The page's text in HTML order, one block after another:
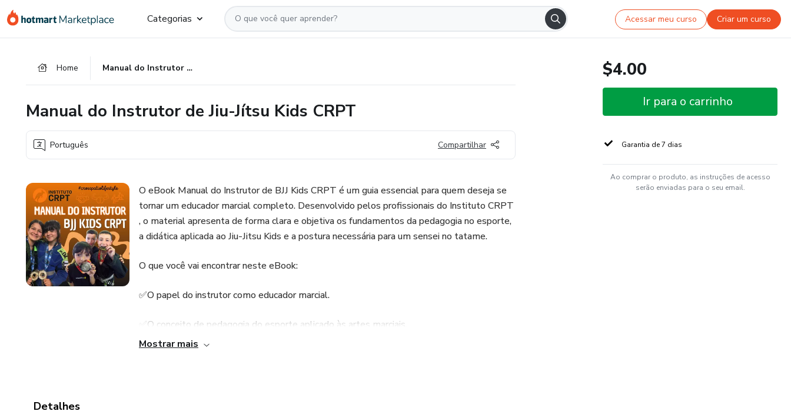
para
para
para
Categorias Acessar meu curso Criar um curso
Home Manual do Instrutor de Jiu-Jítsu Kids CRPT
Manual do Instrutor de Jiu-Jítsu Kids CRPT
Português Compartilhar
O eBook Manual do Instrutor de BJJ Kids CRPT é um guia essencial para quem deseja se
tornar um educador marcial completo. Desenvolvido pelos profissionais do Instituto CRPT
, o material apresenta de forma clara e objetiva os fundamentos da pedagogia no esporte,
a didática aplicada ao Jiu-Jitsu Kids e a postura necessária para um sensei no tatame.
O que você vai encontrar neste eBook:
✅O papel do instrutor como educador marcial.
✅O conceito de pedagogia do esporte aplicado às artes marciais.
Mostrar mais
Detalhes
$4.00
Ir para o carrinho
Garantia de 7 dias
Ao comprar o produto, as instruções de acesso
serão enviadas para o seu email.